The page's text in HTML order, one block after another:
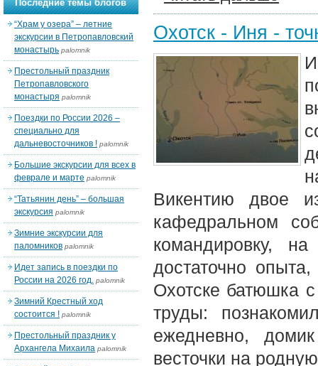
Охотск - Иня -
Викентию двое
кафедральном
командировку,
достаточно
Охотске батюшка
труды:
ежедневно,
весточки на
Последние темы блогов
“Храм у озера” – летние
экскурсии в Петропавловский
монастырь palomnik
Престольный праздник
Петропавловского
монастыря palomnik
Поездки по России 2026 –
специально для
дальневосточников ! palomnik
Большие экскурсии для всех в
феврале и марте palomnik
“Татьянин день” – большая
экскурсия palomnik
Зимние экскурсии для
паломников palomnik
Идет запись в поездки по
России на 2026 год. palomnik
Зимний Крестный ход
состоится ! palomnik
Престольный праздник у
Архангела Михаила palomnik